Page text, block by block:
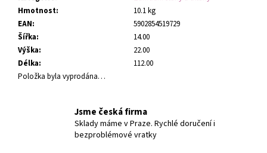
Hmotnost:
10.1 kg
EAN:
5902854519729
Šířka:
14.00
Výška:
22.00
Délka:
112.00
Položka byla vyprodána…
Jsme česká firma
Sklady máme v Praze. Rychlé doručení i
bezproblémové vratky